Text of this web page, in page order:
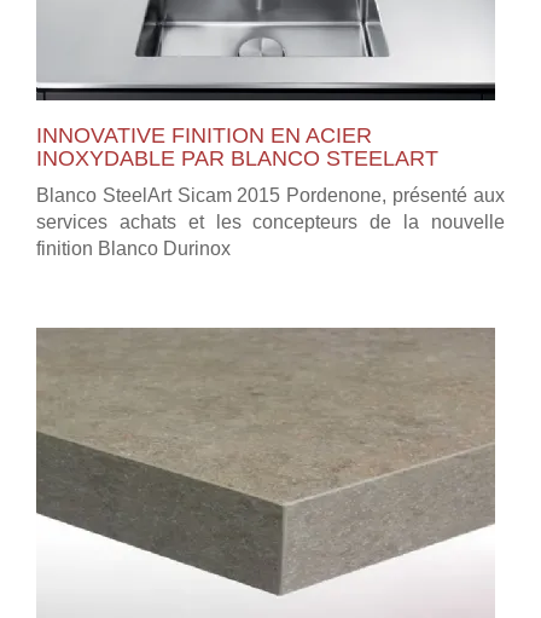
INNOVATIVE FINITION EN ACIER
INOXYDABLE PAR BLANCO STEELART
Blanco SteelArt Sicam 2015 Pordenone, présenté aux
services achats et les concepteurs de la nouvelle
finition Blanco Durinox